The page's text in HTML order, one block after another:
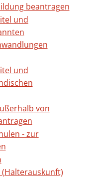
beantragen
und
und
von
- zur